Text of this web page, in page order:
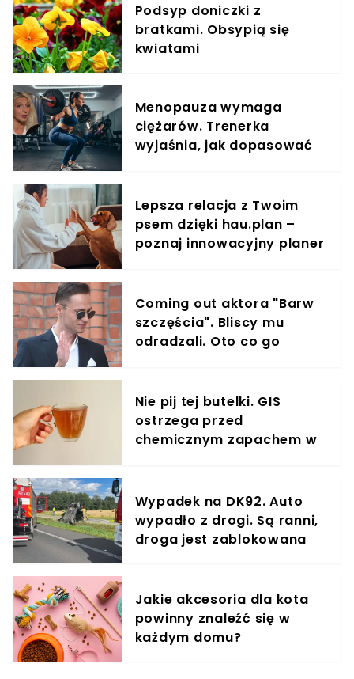
Podsyp doniczki z
bratkami. Obsypią się
kwiatami
Menopauza wymaga
ciężarów. Trenerka
wyjaśnia, jak dopasować
Lepsza relacja z Twoim
psem dzięki hau.plan –
poznaj innowacyjny planer
Coming out aktora "Barw
szczęścia". Bliscy mu
odradzali. Oto co go
Nie pij tej butelki. GIS
ostrzega przed
chemicznym zapachem w
Wypadek na DK92. Auto
wypadło z drogi. Są ranni,
droga jest zablokowana
Jakie akcesoria dla kota
powinny znaleźć się w
każdym domu?